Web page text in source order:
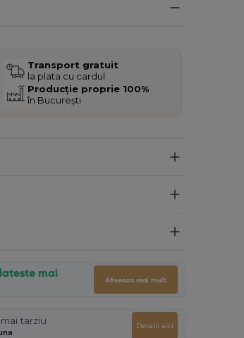
Transport gratuit
la plata cu cardul
Producție proprie 100%
în București
mai
Afiseaza mai mult
tarziu
Detalii aici